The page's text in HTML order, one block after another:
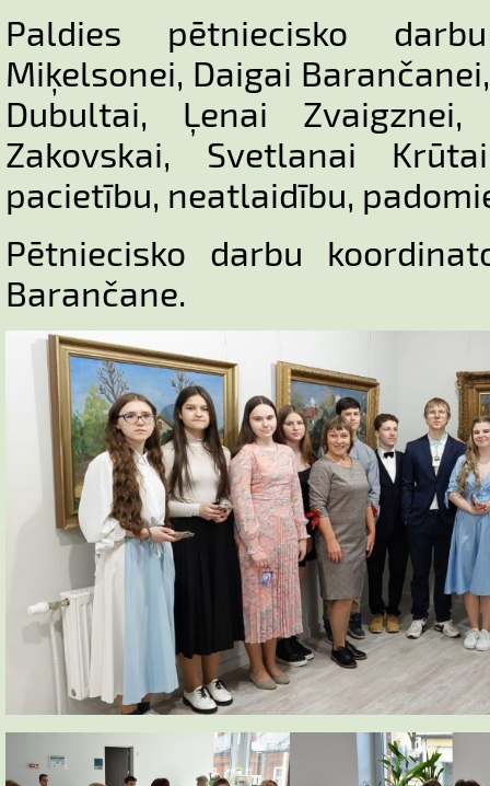
Paldies pētniecisko
Miķelsonei, Daigai
Dubultai, Ļenai
Zakovskai, Svetlanai
pacietību, neatlaidību,
Pētniecisko darbu
Barančane.